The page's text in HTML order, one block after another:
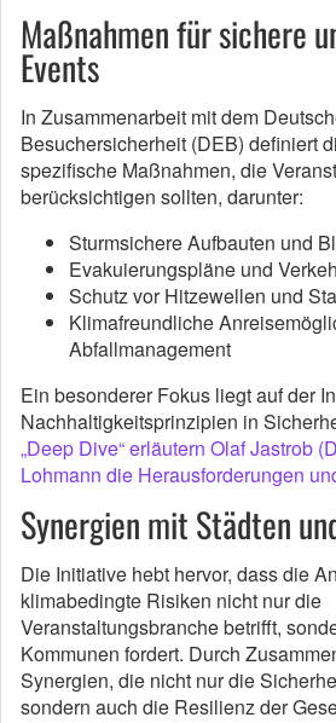
Maßnahmen für sichere
Events
In Zusammenarbeit mit dem
Besuchersicherheit (DEB) definiert
spezifische Maßnahmen, die
berücksichtigen sollten, darunter:
Sturmsichere Aufbauten und
Evakuierungspläne und
Schutz vor Hitzewellen und
Klimafreundliche
Abfallmanagement
Ein besonderer Fokus liegt auf der
Nachhaltigkeitsprinzipien in
„Deep Dive“ erläutern Olaf Jastrob
Lohmann die Herausforderungen
Synergien mit Städten
Die Initiative hebt hervor, dass die
klimabedingte Risiken nicht nur die
Veranstaltungsbranche betrifft,
Kommunen fordert. Durch
Synergien, die nicht nur die
sondern auch die Resilienz der